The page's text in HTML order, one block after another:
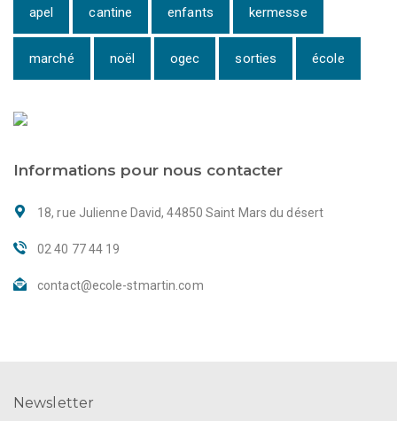
apel cantine enfants kermesse
marché noël ogec sorties école
Informations pour nous contacter
18, rue Julienne David, 44850 Saint Mars du désert
02 40 77 44 19
contact@ecole-stmartin.com
Newsletter